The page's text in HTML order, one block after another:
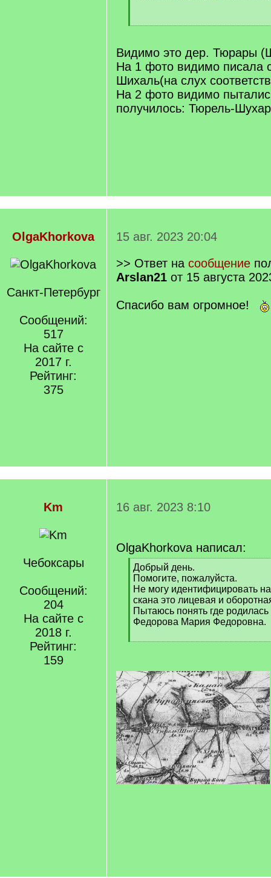
[
q
]
Видимо это дер. Тюрары
На 1 фото видимо писала
Шихаль(на слух
На 2 фото видимо
получилось: Тюрель-
OlgaKhorkova
Санкт-Петербург
Сообщений:
517
На сайте с
2017 г.
Рейтинг:
375
15 авг. 2023 20:04
>> Ответ на сообщение
Arslan21 от 15 августа
Спасибо вам огромное!
Km
Чебоксары
Сообщений:
204
На сайте с
2018 г.
Рейтинг:
159
16 авг. 2023 8:10
OlgaKhorkova написал:
[
q
]
Добрый день.
Помогите, пожалуйста.
Не могу идентифицировать
скана это лицевая и
Пытаюсь понять где родилась
Федорова Мария Федоровна.